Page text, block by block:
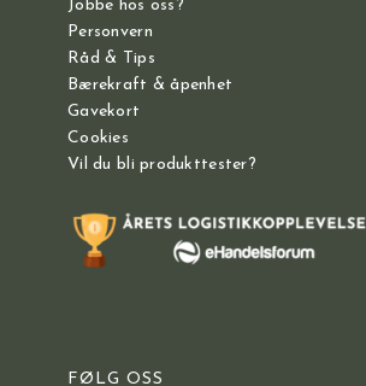
Jobbe hos oss?
Personvern
Råd & Tips
Bærekraft & åpenhet
Gavekort
Cookies
Vil du bli produkttester?
FØLG OSS